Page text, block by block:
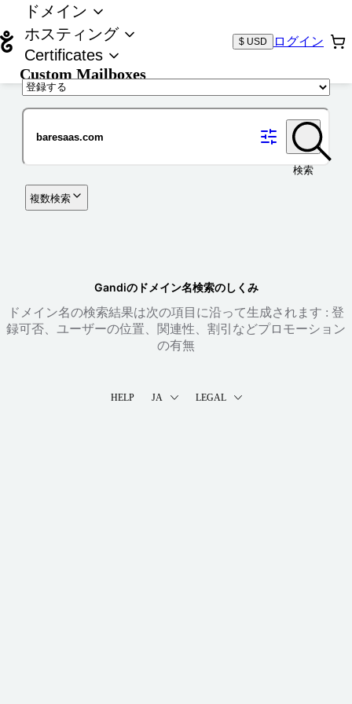
ドメイン
ホスティング
Certificates
Custom Mailboxes
$ USD ログイン
検索
複数検索
Gandiのドメイン名検索のしくみ
ドメイン名の検索結果は次の項目に沿って生成されます : 登
録可否、ユーザーの位置、関連性、割引などプロモーション
の有無
HELP JA LEGAL